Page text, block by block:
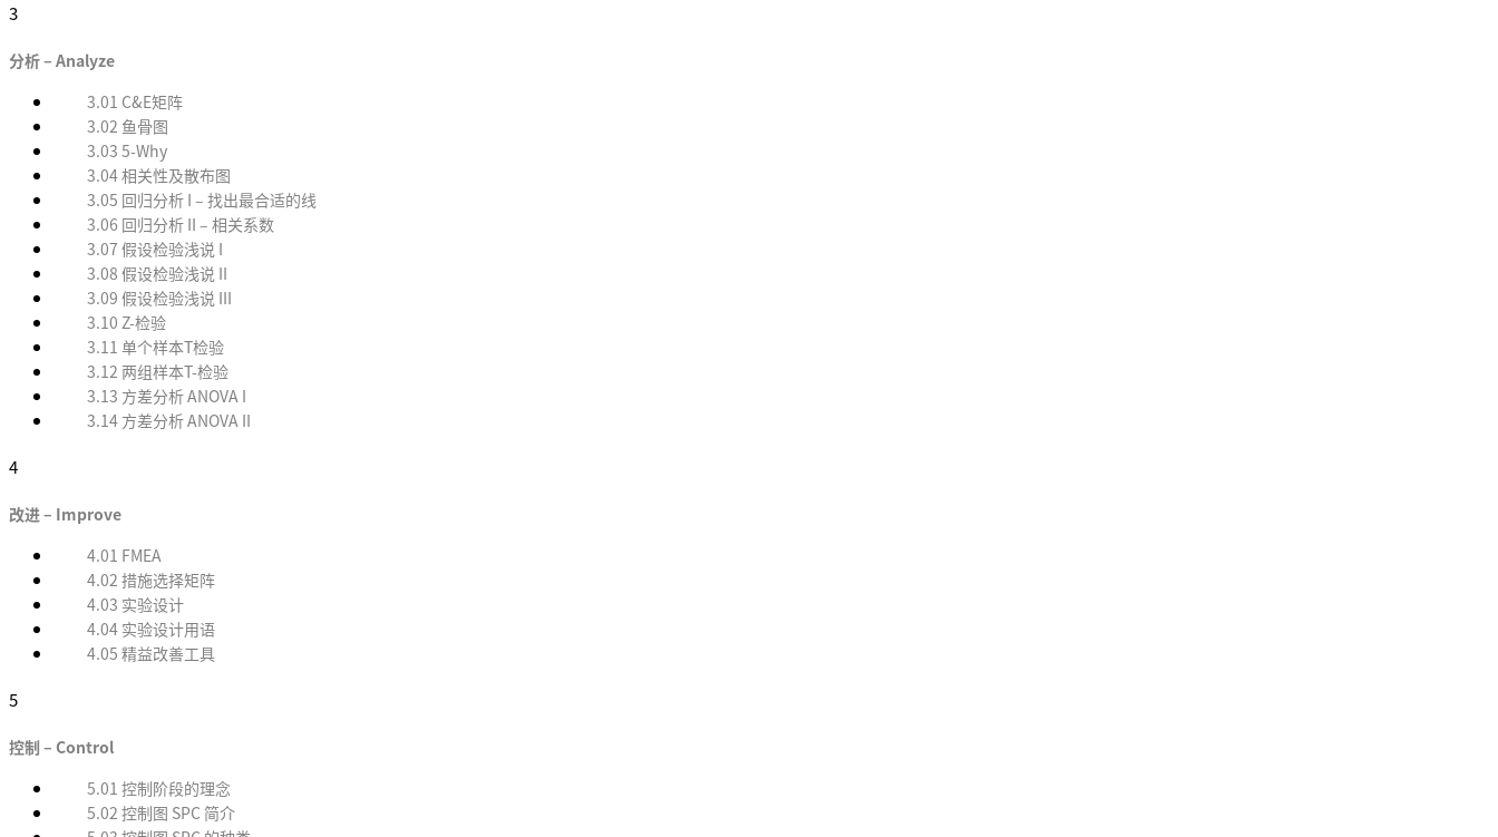
3
分析 – Analyze
3.01 C&E矩阵
3.02 鱼骨图
3.03 5-Why
3.04 相关性及散布图
3.05 回归分析 I – 找出最合适的线
3.06 回归分析 II – 相关系数
3.07 假设检验浅说 I
3.08 假设检验浅说 II
3.09 假设检验浅说 III
3.10 Z-检验
3.11 单个样本T检验
3.12 两组样本T-检验
3.13 方差分析 ANOVA I
3.14 方差分析 ANOVA II
4
改进 – Improve
4.01 FMEA
4.02 措施选择矩阵
4.03 实验设计
4.04 实验设计用语
4.05 精益改善工具
5
控制 – Control
5.01 控制阶段的理念
5.02 控制图 SPC 简介